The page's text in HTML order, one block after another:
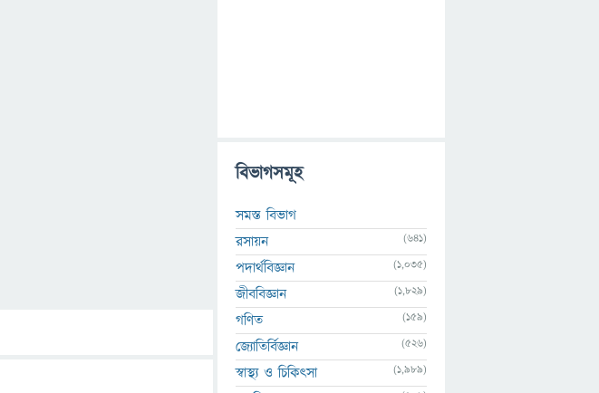
বিভাগসমূহ
সমস্ত বিভাগ
রসায়ন
(641)
পদার্থবিজ্ঞান (1,035)
জীববিজ্ঞান (1,829)
গণিত (159)
জ্যোতির্বিজ্ঞান (526)
স্বাস্থ্য ও চিকিৎসা (1,989)